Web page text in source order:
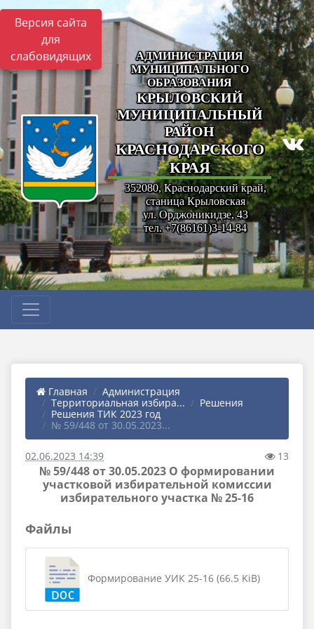
Версия сайта
для
слабовидящих
АДМИНИСТРАЦИЯ
МУНИЦИПАЛЬНОГО
ОБРАЗОВАНИЯ
КРЫЛОВСКИЙ
МУНИЦИПАЛЬНЫЙ
РАЙОН
КРАСНОДАРСКОГО
КРАЯ
352080, Краснодарский край,
станица Крыловская
ул. Орджоникидзе, 43
тел. +7(86161)3-14-84
Главная
Администрация
Территориальная избира...
Решения
Решения ТИК 2023 год
№ 59/448 от 30.05.2023...
02.06.2023 14:39 13
№ 59/448 от 30.05.2023 О формировании
участковой избирательной комиссии
избирательного участка № 25-16
Файлы
Формирование УИК 25-16 (66.5 KiB)